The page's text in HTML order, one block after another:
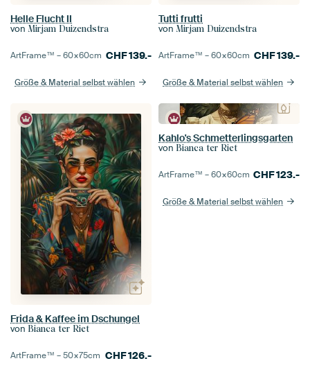
Helle Flucht II
von Mirjam Duizendstra
ArtFrame™ –60×60cm CHF139.-
Größe & Material selbst wählen
Tutti frutti
von Mirjam Duizendstra
ArtFrame™ –60×60cm CHF139.-
Größe & Material selbst wählen
Frida & Kaffee im Dschungel
von Bianca ter Riet
ArtFrame™ –50×75cm CHF126.-
Kahlo's Schmetterlingsgarten
von Bianca ter Riet
ArtFrame™ –60×60cm CHF123.-
Größe & Material selbst wählen